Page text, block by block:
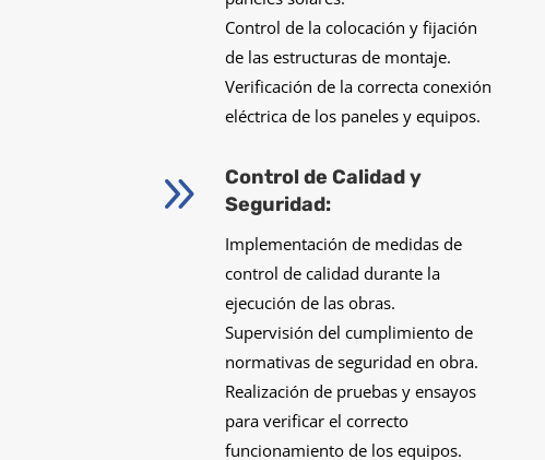
Control de la colocación y fijación
de las estructuras de montaje.
Verificación de la correcta conexión
eléctrica de los paneles y equipos.
9
Control de Calidad y
Seguridad:
Implementación de medidas de
control de calidad durante la
ejecución de las obras.
Supervisión del cumplimiento de
normativas de seguridad en obra.
Realización de pruebas y ensayos
para verificar el correcto
funcionamiento de los equipos.